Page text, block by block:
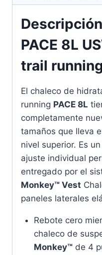
Descripción
PACE 8L
trail running
El chaleco de
running PACE 8L
completamente
tamaños que lleva
nivel superior. Es
ajuste individual
entregado por el
Monkey™ Vest
paneles laterales
Rebote cero
chaleco de
Monkey™de 4